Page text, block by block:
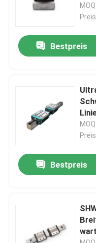
Fabrik Tour
Kontakt
Bürodrucker
Elektronische
Ballschraubgetriebe
Bestpreis
Bestpreis